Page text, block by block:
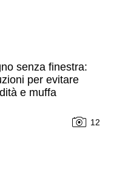
senza finestra:
per evitare
e muffa
12